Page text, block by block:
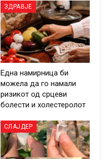
ЗДРАВЈЕ
Една намирница би
можела да го намали
ризикот од срцеви
болести и холестеролот
СЛАЈДЕР